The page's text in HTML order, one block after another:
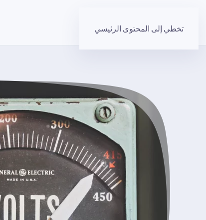
تخطي إلى المحتوى الرئيسي